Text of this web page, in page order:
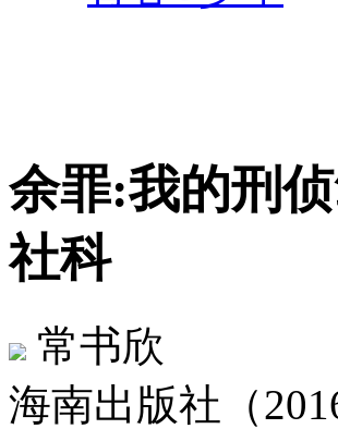
余罪:我的刑
社科
常书欣
海南出版社（